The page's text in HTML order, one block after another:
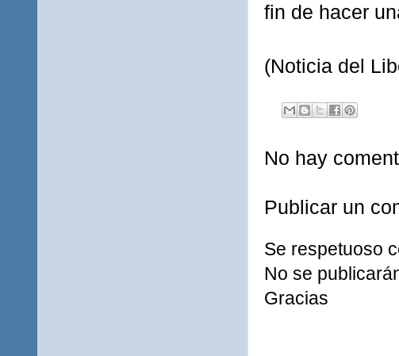
fin de hacer
(Noticia del
No hay
Publicar un
Se respetuoso
No se
Gracias